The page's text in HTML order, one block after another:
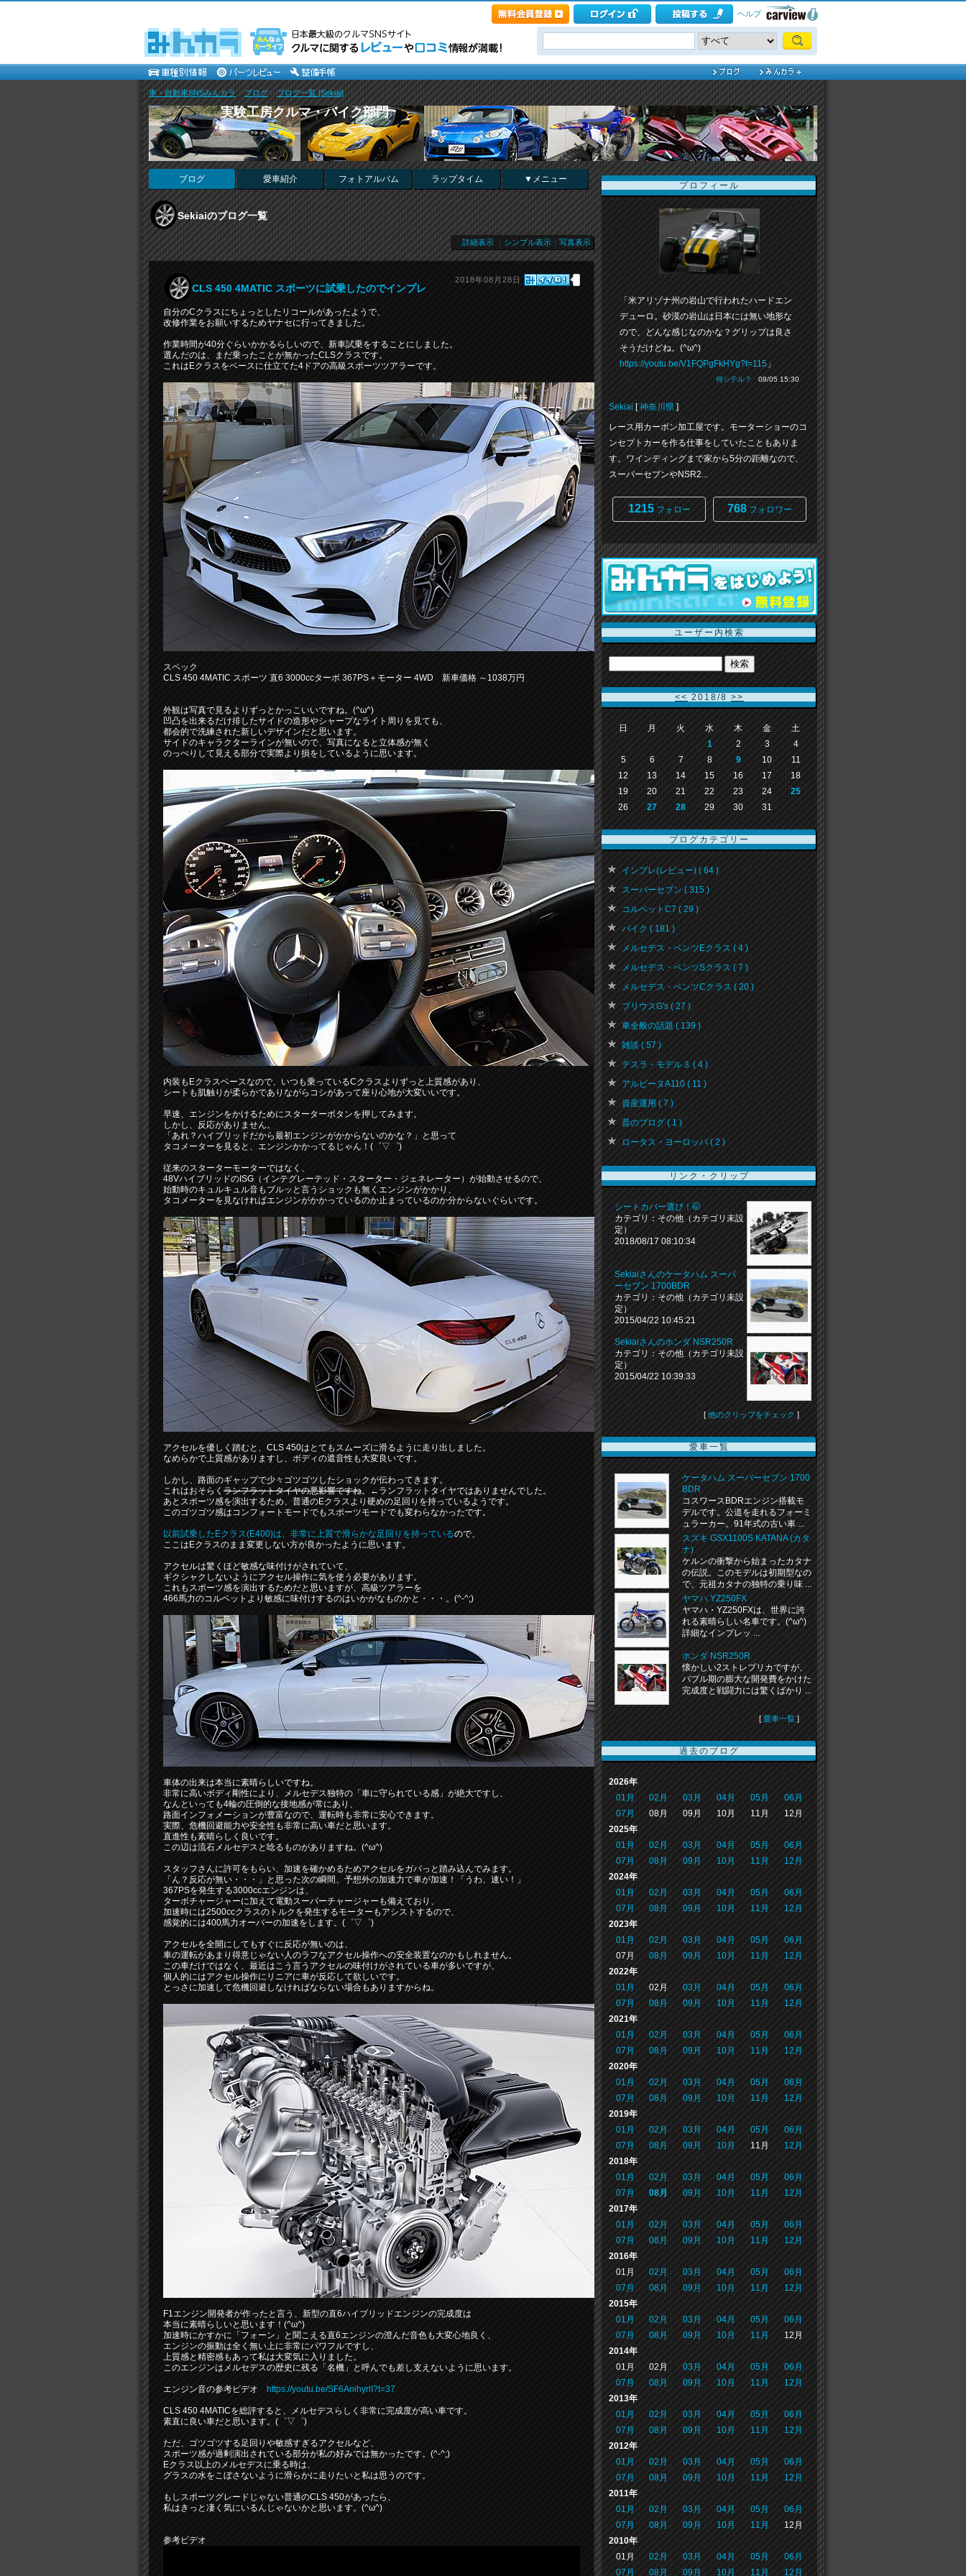
ヘルプ
車・自動車SNSみんカラ>ブログ>ブログ一覧 [Sekiai]
実験工房クルマ・バイク部門
ブログ 愛車紹介 フォトアルバム ラップタイム ▼メニュー
Sekiaiのブログ一覧
詳細表示 ｜ シンプル表示 写真表示
2018年08月28日
CLS 450 4MATIC スポーツに試乗したのでインプレ
自分のCクラスにちょっとしたリコールがあったようで、
改修作業をお願いするためヤナセに行ってきました。
作業時間が40分ぐらいかかるらしいので、新車試乗をすることにしました。
選んだのは、まだ乗ったことが無かったCLSクラスです。
これはEクラスをベースに仕立てた4ドアの高級スポーツツアラーです。
スペック
CLS 450 4MATIC スポーツ 直6 3000ccターボ 367PS＋モーター 4WD 新車価格 ～1038万円
外観は写真で見るよりずっとかっこいいですね。(^ω^)
凹凸を出来るだけ排したサイドの造形やシャープなライト周りを見ても、
都会的で洗練された新しいデザインだと思います。
サイドのキャラクターラインが無いので、写真になると立体感が無く
のっぺりして見える部分で実際より損をしているように思います。
内装もEクラスベースなので、いつも乗っているCクラスよりずっと上質感があり、
シートも肌触りが柔らかでありながらコシがあって座り心地が大変いいです。
早速、エンジンをかけるためにスターターボタンを押してみます。
しかし、反応がありません。
「あれ？ハイブリッドだから最初エンジンがかからないのかな？」と思って
タコメーターを見ると、エンジンかかってるじゃん！(゜▽゜)
従来のスターターモーターではなく、
48VハイブリッドのISG（インテグレーテッド・スターター・ジェネレーター）が始動させるので、
始動時のキュルキュル音もブルッと言うショックも無くエンジンがかかり、
タコメーターを見なければエンジンがかかっているのか止まっているのか分からないぐらいです。
アクセルを優しく踏むと、CLS 450はとてもスムーズに滑るように走り出しました。
なめらかで上質感がありますし、ボディの遮音性も大変良いです。
しかし、路面のギャップで少々ゴツゴツしたショックが伝わってきます。
これはおそらく ランフラットタイヤの悪影響ですね。←ランフラットタイヤではありませんでした。
あとスポーツ感を演出するため、普通のEクラスより硬めの足回りを持っているようです。
このゴツゴツ感はコンフォートモードでもスポーツモードでも変わらなかったです。
以前試乗したEクラス(E400)は、非常に上質で滑らかな足回りを持っているので、
ここはEクラスのまま変更しない方が良かったように思います。
アクセルは驚くほど敏感な味付けがされていて、
ギクシャクしないようにアクセル操作に気を使う必要があります。
これもスポーツ感を演出するためだと思いますが、高級ツアラーを
466馬力のコルベットより敏感に味付けするのはいかがなものかと・・・。(^-^;)
車体の出来は本当に素晴らしいですね。
非常に高いボディ剛性により、メルセデス独特の「車に守られている感」が絶大ですし、
なんといっても4輪の圧倒的な接地感が常にあり、
路面インフォメーションが豊富なので、運転時も非常に安心できます。
実際、危機回避能力や安全性も非常に高い車だと思います。
直進性も素晴らしく良いです。
この辺は流石メルセデスと唸るものがありますね。(^ω^)
スタッフさんに許可をもらい、加速を確かめるためアクセルをガバっと踏み込んでみます。
「ん？反応が無い・・・」と思った次の瞬間、予想外の加速力で車が加速！「うわ、速い！」
367PSを発生する3000ccエンジンは、
ターボチャージャーに加えて電動スーパーチャージャーも備えており、
加速時には2500ccクラスのトルクを発生するモーターもアシストするので、
感覚的には400馬力オーバーの加速をします。(゜▽゜)
アクセルを全開にしてもすぐに反応が無いのは、
車の運転があまり得意じゃない人のラフなアクセル操作への安全装置なのかもしれません。
この車だけではなく、最近はこう言うアクセルの味付けがされている車が多いですが、
個人的にはアクセル操作にリニアに車が反応して欲しいです。
とっさに加速して危機回避しなければならない場合もありますからね。
F1エンジン開発者が作ったと言う、新型の直6ハイブリッドエンジンの完成度は
本当に素晴らしいと思います！(^ω^)
加速時にかすかに「フォーン」と聞こえる直6エンジンの澄んだ音色も大変心地良く、
エンジンの振動は全く無い上に非常にパワフルですし、
上質感と精密感もあって私は大変気に入りました。
このエンジンはメルセデスの歴史に残る「名機」と呼んでも差し支えないように思います。
エンジン音の参考ビデオ https://youtu.be/SF6AnihyrlI?t=37
CLS 450 4MATICを総評すると、メルセデスらしく非常に完成度が高い車です。
素直に良い車だと思います。(゜▽゜)
ただ、ゴツゴツする足回りや敏感すぎるアクセルなど、
スポーツ感が過剰演出されている部分が私の好みでは無かったです。(^-^;)
Eクラス以上のメルセデスに乗る時は、
グラスの水をこぼさないように滑らかに走りたいと私は思うのです。
もしスポーツグレードじゃない普通のCLS 450があったら、
私はきっと凄く気にいるんじゃないかと思います。(^ω^)
参考ビデオ
プロフィール
「米アリゾナ州の岩山で行われたハードエン
デューロ。砂漠の岩山は日本には無い地形な
ので、どんな感じなのかな？グリップは良さ
そうだけどね。(^ω^)
https://youtu.be/V1FQPgFkHYg?t=115 」
何シテル？ 08/05 15:30
Sekiai [神奈川県 ]
レース用カーボン加工屋です。モーターショーのコ
ンセプトカーを作る仕事をしていたこともありま
す。ワインディングまで家から5分の距離なので、
スーパーセブンやNSR2...
1215フォロー 768 フォロワー
ユーザー内検索
<< 2018/8 >>
日 月 火 水 木 金
土
1
2 3
4
5
6 7 8 9 10
11
12
13 14 15 16 17
18
19
20 21 22 23 24
25
26
27 28 29 30 31
ブログカテゴリー
インプレ(レビュー) ( 64 )
スーパーセブン ( 315 )
コルベットC7 ( 29 )
バイク ( 181 )
メルセデス・ベンツEクラス ( 4 )
メルセデス・ベンツSクラス ( 7 )
メルセデス・ベンツCクラス ( 20 )
プリウスG's ( 27 )
車全般の話題 ( 139 )
雑談 ( 57 )
テスラ・モデル３ ( 4 )
アルピーヌA110 ( 11 )
資産運用 ( 7 )
昔のブログ ( 1 )
ロータス・ヨーロッパ ( 2 )
リンク・クリップ
シートカバー選び！🤭
カテゴリ：その他（カテゴリ未設
定）
2018/08/17 08:10:34
Sekiaiさんのケータハム スーパ
ーセブン 1700BDR
カテゴリ：その他（カテゴリ未設
定）
2015/04/22 10:45:21
Sekiaiさんのホンダ NSR250R
カテゴリ：その他（カテゴリ未設
定）
2015/04/22 10:39:33
[ 他のクリップをチェック ]
愛車一覧
ケータハム スーパーセブン 1700
BDR
コスワースBDRエンジン搭載モ
デルです。公道を走れるフォーミ
ュラーカー。91年式の古い車 ...
スズキ GSX1100S KATANA (カタ
ナ)
ケルンの衝撃から始まったカタナ
の伝説。このモデルは初期型なの
で、元祖カタナの独特の乗り味 ...
ヤマハ YZ250FX
ヤマハ・YZ250FXは、世界に誇
れる素晴らしい名車です。(^ω^)
詳細なインプレッ ...
ホンダ NSR250R
懐かしい2ストレプリカですが、
バブル期の膨大な開発費をかけた
完成度と戦闘力には驚くばかり ...
[ 愛車一覧 ]
過去のブログ
2026年
01月
02月 03月 04月 05月
06月
07月
08月 09月 10月 11月
12月
2025年
01月
02月 03月 04月 05月
06月
07月
08月 09月 10月 11月
12月
2024年
01月
02月 03月 04月 05月
06月
07月
08月 09月 10月 11月
12月
2023年
01月
02月 03月 04月 05月
06月
07月
08月 09月 10月 11月
12月
2022年
01月
02月 03月 04月 05月
06月
07月
08月 09月 10月 11月
12月
2021年
01月
02月 03月 04月 05月
06月
07月
08月 09月 10月 11月
12月
2020年
01月
02月 03月 04月 05月
06月
07月
08月 09月 10月 11月
12月
2019年
01月
02月 03月 04月 05月
06月
07月
08月 09月 10月 11月
12月
2018年
01月
02月 03月 04月 05月
06月
07月
08月 09月 10月 11月
12月
2017年
01月
02月 03月 04月 05月
06月
07月
08月 09月 10月 11月
12月
2016年
01月
02月 03月 04月 05月
06月
07月
08月 09月 10月 11月
12月
2015年
01月
02月 03月 04月 05月
06月
07月
08月 09月 10月 11月
12月
2014年
01月
02月 03月 04月 05月
06月
07月
08月 09月 10月 11月
12月
2013年
01月
02月 03月 04月 05月
06月
07月
08月 09月 10月 11月
12月
2012年
01月
02月 03月 04月 05月
06月
07月
08月 09月 10月 11月
12月
2011年
01月
02月 03月 04月 05月
06月
07月
08月 09月 10月 11月
12月
2010年
01月
02月 03月 04月 05月
06月
07月
08月 09月 10月 11月 12月